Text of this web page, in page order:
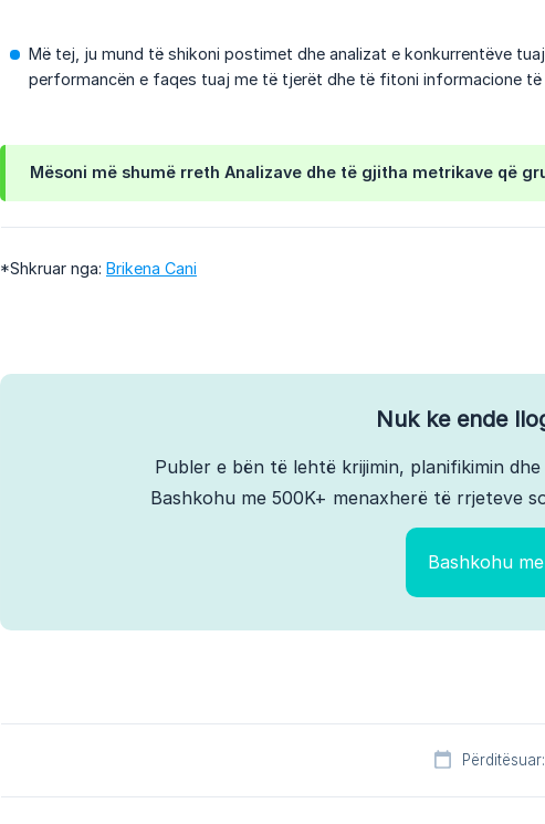
Më tej, ju mund të shikoni postimet dhe analizat e konkurrentëve
performancën e faqes tuaj me të tjerët dhe të fitoni informacione të
Mësoni më shumë rreth Analizave dhe të gjitha metrikave që
*Shkruar nga: Brikena Cani
Nuk ke ende
Publer e bën të lehtë krijimin, planifikimin
Bashkohu me 500K+ menaxherë të rrjeteve
Bashkohu